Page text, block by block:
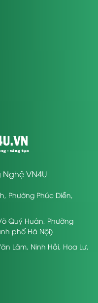
Nghệ VN4U
Phường Phúc Diễn,
Quý Huân, Phường
phố Hà Nội)
Lâm, Ninh Hải, Hoa Lư,